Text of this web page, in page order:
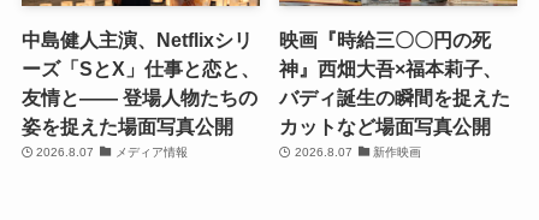
中島健人主演、Netflixシリ
ーズ「SとX」仕事と恋と、
友情と―― 登場人物たちの
姿を捉えた場面写真公開
2026.8.07 メディア情報
映画『時給三〇〇円の死
神』西畑大吾×福本莉子、
バディ誕生の瞬間を捉えた
カットなど場面写真公開
2026.8.07 新作映画